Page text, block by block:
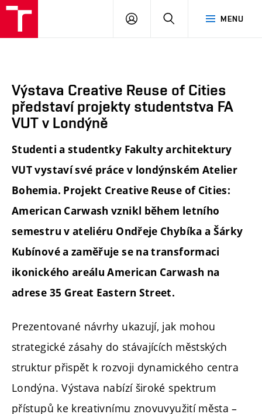
MENU
PŘIHLÁSIT
Výstava Creative Reuse of Cities
představí projekty studentstva FA
VUT v Londýně
Studenti a studentky Fakulty architektury
VUT vystaví své práce v londýnském Atelier
Bohemia. Projekt Creative Reuse of Cities:
American Carwash vznikl během letního
semestru v ateliéru Ondřeje Chybíka a Šárky
Kubínové a zaměřuje se na transformaci
ikonického areálu American Carwash na
adrese 35 Great Eastern Street.
Prezentované návrhy ukazují, jak mohou
strategické zásahy do stávajících městských
struktur přispět k rozvoji dynamického centra
Londýna. Výstava nabízí široké spektrum
přístupů ke kreativnímu znovuvyužití města –